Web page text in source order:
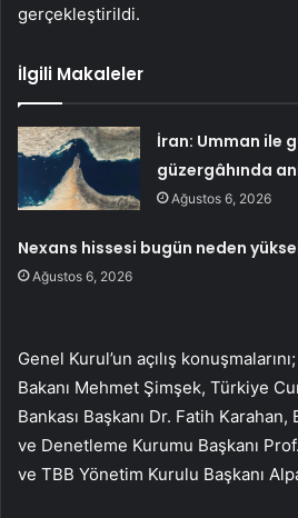
gerçekleştirildi.
İlgili Makaleler
İran: Umman ile
güzergâhında
Ağustos 6, 2026
Nexans hissesi bugün neden
Ağustos 6, 2026
Genel Kurul’un açılış
Bakanı Mehmet Şimşek, Türkiye
Bankası Başkanı Dr. Fatih Karahan,
ve Denetleme Kurumu Başkanı
ve TBB Yönetim Kurulu Başkanı